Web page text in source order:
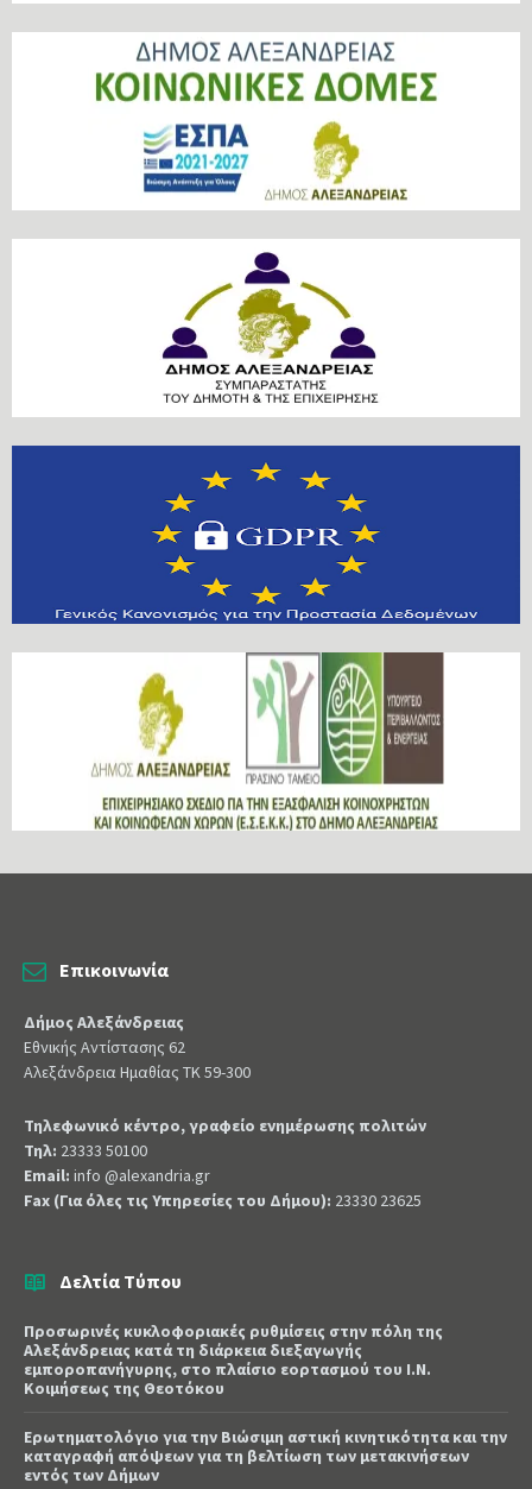
Επικοινωνία
Δήμος Αλεξάνδρειας
Εθνικής Αντίστασης 62
Αλεξάνδρεια Ημαθίας ΤΚ 59-300
Τηλεφωνικό κέντρο, γραφείο ενημέρωσης πολιτών
Τηλ: 23333 50100
Email: info @alexandria.gr
Fax (Για όλες τις Υπηρεσίες του Δήμου): 23330 23625
Δελτία Τύπου
Προσωρινές κυκλοφοριακές ρυθμίσεις στην πόλη της
Αλεξάνδρειας κατά τη διάρκεια διεξαγωγής
εμποροπανήγυρης, στο πλαίσιο εορτασμού του Ι.Ν.
Κοιμήσεως της Θεοτόκου
Ερωτηματολόγιο για την Βιώσιμη αστική κινητικότητα και την
καταγραφή απόψεων για τη βελτίωση των μετακινήσεων
εντός των Δήμων